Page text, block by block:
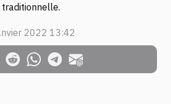
2022 13:42